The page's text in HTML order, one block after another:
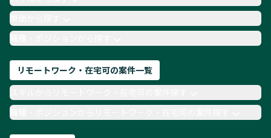
月収100万円 業務委託
COBOL
Ruby
TypeScript
Laravel AWS
単価から探す
職種・ポジションから探す
リモートワーク・在宅可の案件一覧
職種・ポジションからリモートワーク・在宅可の案件探す